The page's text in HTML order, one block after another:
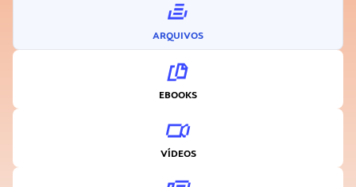
ARQUIVOS
EBOOKS
VÍDEOS